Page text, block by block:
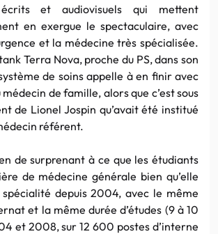
et audiovisuels qui mettent
en exergue le spectaculaire, avec
et la médecine très spécialisée.
Terra Nova, proche du PS, dans son
de soins appelle à en finir avec
de famille, alors que c’est sous
de Lionel Jospin qu’avait été institué
référent.
de surprenant à ce que les étudiants
de médecine générale bien qu’elle
depuis 2004, avec le même
et la même durée d’études (9 à 10
et 2008, sur 12 600 postes d’interne